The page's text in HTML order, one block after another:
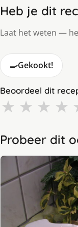
Heb je dit
Laat het weten —
🍳Gekookt!
Beoordeel dit
★ ★ ★ ★
Probeer dit